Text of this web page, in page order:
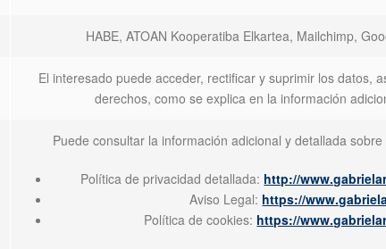
HABE, ATOAN Kooperatiba Elkartea, Mailchimp,
El interesado puede acceder, rectificar y suprimir los datos,
derechos, como se explica en la información
Puede consultar la información adicional y detallada
Política de privacidad detallada: http://
Aviso Legal: https://
Política de cookies: https://